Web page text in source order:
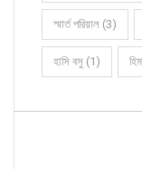
স্মার্ত পরিয়াল (3)
হাসি বসু (1)